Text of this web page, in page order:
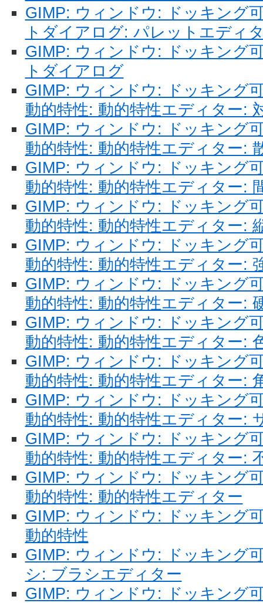
GIMP: ウィンドウ: ドッキング
トダイアログ: パレットエディ
GIMP: ウィンドウ: ドッキング
トダイアログ
GIMP: ウィンドウ: ドッキング
動的特性: 動的特性エディター:
GIMP: ウィンドウ: ドッキング
動的特性: 動的特性エディター:
GIMP: ウィンドウ: ドッキング
動的特性: 動的特性エディター:
GIMP: ウィンドウ: ドッキング
動的特性: 動的特性エディター:
GIMP: ウィンドウ: ドッキング
動的特性: 動的特性エディター:
GIMP: ウィンドウ: ドッキング
動的特性: 動的特性エディター:
GIMP: ウィンドウ: ドッキング
動的特性: 動的特性エディター:
GIMP: ウィンドウ: ドッキング
動的特性: 動的特性エディター:
GIMP: ウィンドウ: ドッキング
動的特性: 動的特性エディター:
GIMP: ウィンドウ: ドッキング
動的特性: 動的特性エディター:
GIMP: ウィンドウ: ドッキング
動的特性: 動的特性エディター
GIMP: ウィンドウ: ドッキング
動的特性
GIMP: ウィンドウ: ドッキング
シ: ブラシエディター
GIMP: ウィンドウ: ドッキング